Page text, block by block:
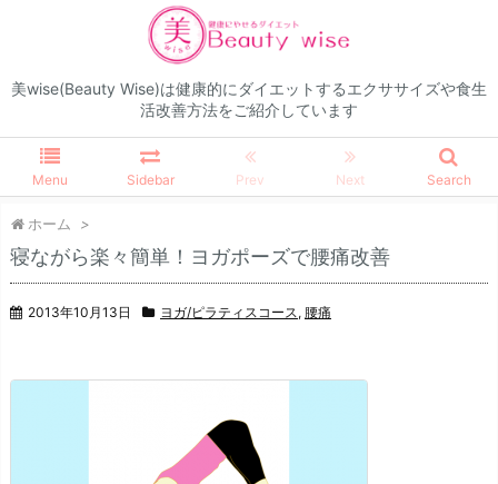
美wise(Beauty Wise)は健康的にダイエットするエクササイズや食生
活改善方法をご紹介しています
Menu Sidebar Prev Next Search
ホーム >
寝ながら楽々簡単！ヨガポーズで腰痛改善
2013年10月13日 ヨガ/ピラティスコース, 腰痛